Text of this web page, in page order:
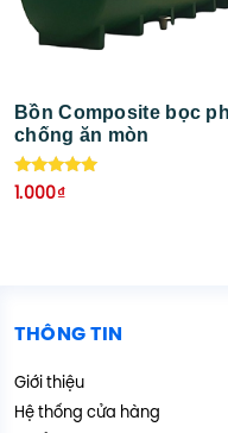
Bồn Composite bọc
chống ăn mòn
Được xếp
hạng
1.000₫
THÔNG TIN
Giới thiệu
Hệ thống cửa hàng